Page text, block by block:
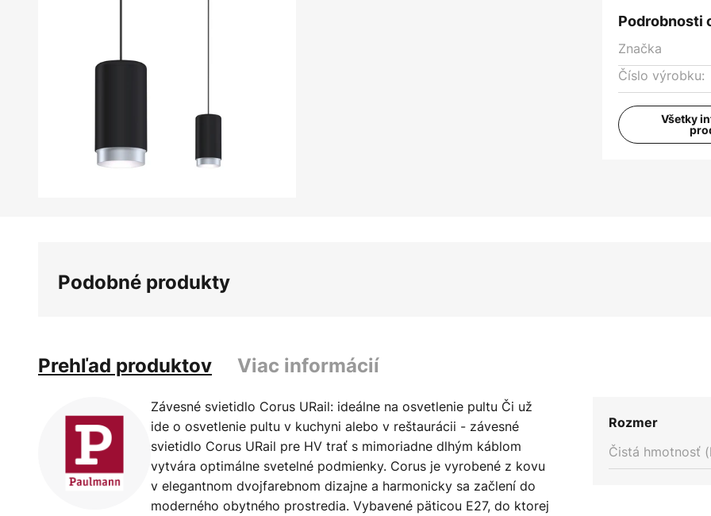
obrázkov
Podrobnosti
Značka
Číslo výrobku:
Všetky
Podobné produkty
Prehľad produktov Viac informácií
Závesné svietidlo Corus URail: ideálne na osvetlenie pultu Či už
ide o osvetlenie pultu v kuchyni alebo v reštaurácii - závesné
svietidlo Corus URail pre HV trať s mimoriadne dlhým káblom
vytvára optimálne svetelné podmienky. Corus je vyrobené z kovu
v elegantnom dvojfarebnom dizajne a harmonicky sa začlení do
moderného obytného prostredia. Vybavené päticou E27, do ktorej
Rozmer
Čistá hmotnosť